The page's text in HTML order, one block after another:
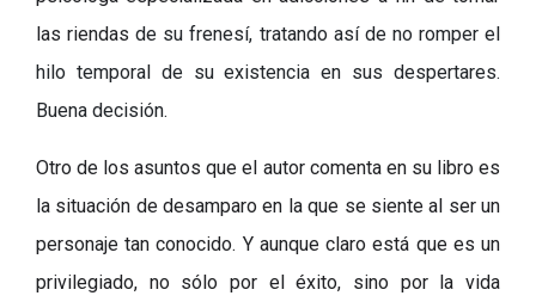
las riendasde su frenesí, tratando así de no romper el
hilo temporal de su existencia en sus despertares.
Buena decisión.
Otro de los asuntos que el autor comenta en su libro es
la situación de desamparo en la que se siente al ser un
personaje tan conocido. Y aunque claro está que es un
privilegiado, no sólo por el éxito, sino por la vida